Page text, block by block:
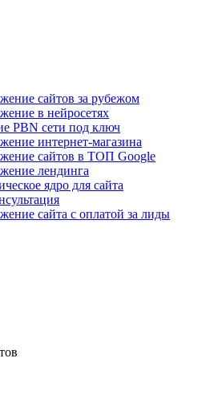
сайтов за рубежом
в нейросетях
PBN сети под ключ
интернет-магазина
сайтов в ТОП Google
лендинга
ядро для сайта
сайта с оплатой за лиды